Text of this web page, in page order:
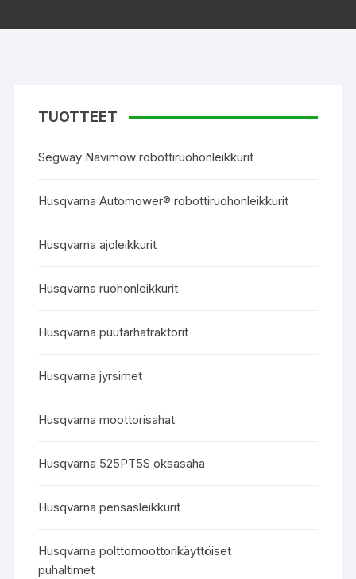
TUOTTEET
Segway Navimow robottiruohonleikkurit
Husqvarna Automower® robottiruohonleikkurit
Husqvarna ajoleikkurit
Husqvarna ruohonleikkurit
Husqvarna puutarhatraktorit
Husqvarna jyrsimet
Husqvarna moottorisahat
Husqvarna 525PT5S oksasaha
Husqvarna pensasleikkurit
Husqvarna polttomoottorikäyttöiset
puhaltimet